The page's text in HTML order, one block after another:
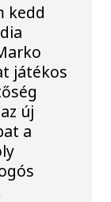
kedd
játékos
új
a